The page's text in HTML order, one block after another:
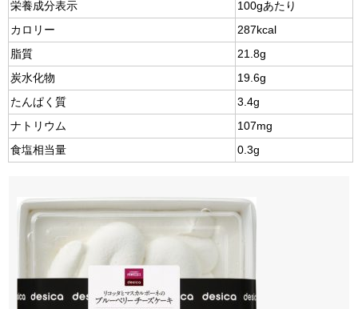
栄養成分表示
100gあたり
カロリー
287kcal
脂質
21.8g
炭水化物
19.6g
たんぱく質
3.4g
ナトリウム
107mg
食塩相当量
0.3g